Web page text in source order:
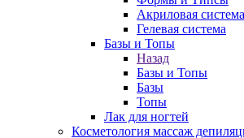
Акриловая система
Гелевая система
Базы и Топы
Назад
Базы и Топы
Базы
Топы
Лак для ногтей
Косметология массаж